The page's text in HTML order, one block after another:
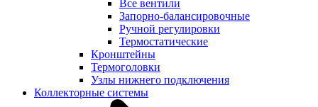
Все вентили
Запорно-балансировочные
Ручной регулировки
Термостатические
Кронштейны
Термоголовки
Узлы нижнего подключения
Коллекторные системы